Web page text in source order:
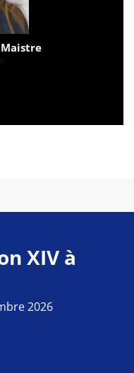
XIV à
2026